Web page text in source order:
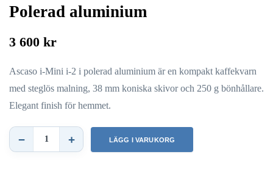
Polerad aluminium
3 600 kr
Ascaso i-Mini i-2 i polerad aluminium är en kompakt kaffekvarn
med steglös malning, 38 mm koniska skivor och 250 g bönhållare.
Elegant finish för hemmet.
Ascaso
− + LÄGG I VARUKORG